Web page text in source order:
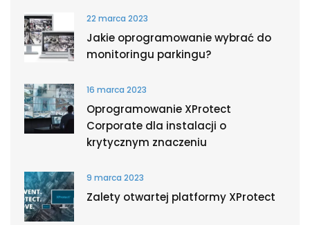
22 marca 2023
Jakie oprogramowanie wybrać do
monitoringu parkingu?
16 marca 2023
Oprogramowanie XProtect
Corporate dla instalacji o
krytycznym znaczeniu
9 marca 2023
Zalety otwartej platformy XProtect